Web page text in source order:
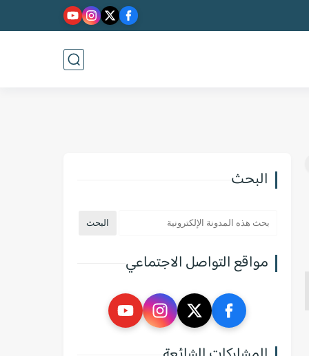
البحث
مواقع التواصل الاجتماعي